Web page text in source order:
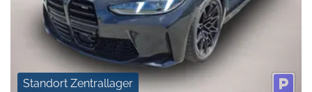
Standort Zentrallager